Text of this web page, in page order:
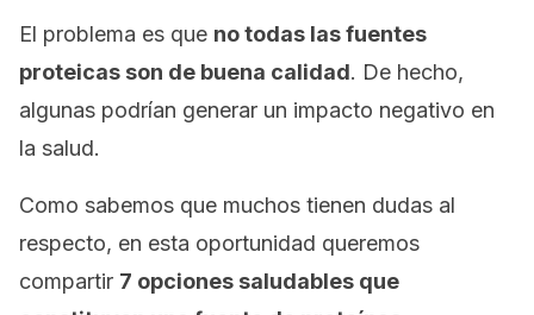
El problema es que no todas las fuentes
proteicas son de buena calidad. De hecho,
algunas podrían generar un impacto negativo en
la salud.
Como sabemos que muchos tienen dudas al
respecto, en esta oportunidad queremos
compartir 7 opciones saludables que